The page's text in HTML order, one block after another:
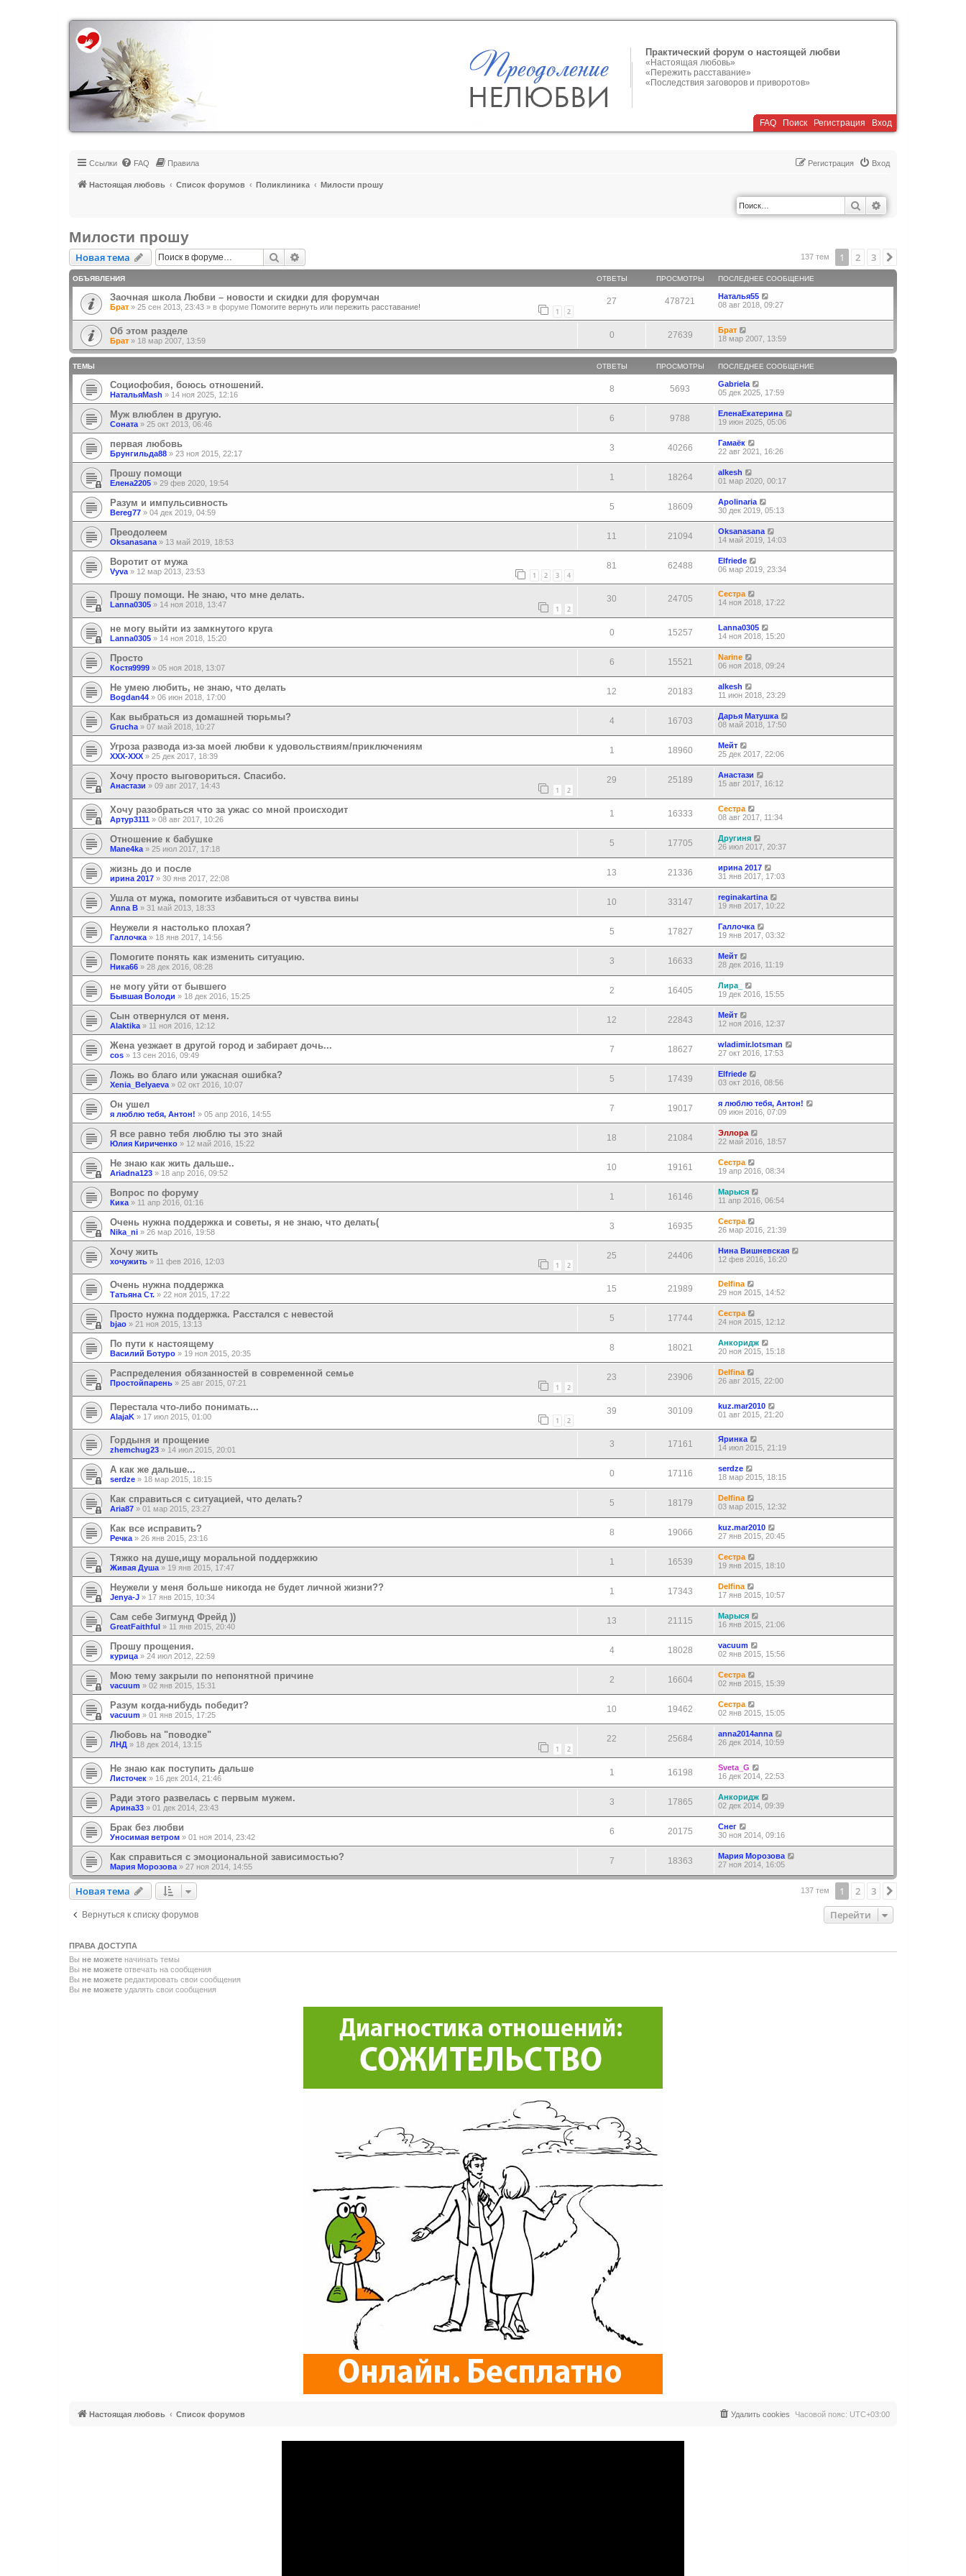
Регистрация
Практический форум о настоящей любви
«Настоящая любовь»
«Пережить расставание»
«Последствия заговоров и приворотов»
FAQ Поиск Регистрация Вход
Ссылки FAQ Правила Вход
Регистрация
Настоящая любовь Список форумов Поликлиника Милости прошу
Поиск
Милости прошу
Новая тема
Новаятема Поиск 137 тем 1 2 3
ОБЪЯВЛЕНИЯ ОТВЕТЫ ПРОСМОТРЫ ПОСЛЕДНЕЕ СООБЩЕНИЕ
Заочная школа Любви – новости и скидки для форумчан
Брат » 25 сен 2013, 23:43 » в форуме Помогите вернуть или пережить расставание! 1 2
27 478721
Наталья55
08 авг 2018, 09:27
Об этом разделе
Брат » 18 мар 2007, 13:59
0 27639
Брат
18 мар 2007, 13:59
ТЕМЫ ОТВЕТЫ ПРОСМОТРЫ ПОСЛЕДНЕЕ СООБЩЕНИЕ
Социофобия, боюсь отношений.
НатальяMash » 14 ноя 2025, 12:16
8 5693
Gabriela
05 дек 2025, 17:59
Муж влюблен в другую.
Соната » 25 окт 2013, 06:46
6 9788
ЕленаЕкатерина
19 июн 2025, 05:06
первая любовь
Брунгильда88 » 23 ноя 2015, 22:17
3 40266
Гамаёк
22 авг 2021, 16:26
Прошу помощи
Елена2205 » 29 фев 2020, 19:54
1 18264
alkesh
01 мар 2020, 00:17
Разум и импульсивность
Bereg77 » 04 дек 2019, 04:59
5 18609
Apolinaria
30 дек 2019, 05:13
Преодолеем
Oksanasana » 13 май 2019, 18:53
11 21094
Oksanasana
14 май 2019, 14:03
Воротит от мужа
Vyva » 12 мар 2013, 23:53 1 2 3 4
81 62488
Elfriede
06 мар 2019, 23:34
Прошу помощи. Не знаю, что мне делать.
Lanna0305 » 14 ноя 2018, 13:47 1 2
30 24705
Сестра
14 ноя 2018, 17:22
не могу выйти из замкнутого круга
Lanna0305 » 14 ноя 2018, 15:20
0 15257
Lanna0305
14 ноя 2018, 15:20
Просто
Костя9999 » 05 ноя 2018, 13:07
6 15521
Narine
06 ноя 2018, 09:24
Не умею любить, не знаю, что делать
Bogdan44 » 06 июн 2018, 17:00
12 20183
alkesh
11 июн 2018, 23:29
Как выбраться из домашней тюрьмы?
Grucha » 07 май 2018, 10:27
4 16703
Дарья Матушка
08 май 2018, 17:50
Угроза развода из-за моей любви к удовольствиям/приключениям
XXX-XXX » 25 дек 2017, 18:39
1 18960
Мейт
25 дек 2017, 22:06
Хочу просто выговориться. Спасибо.
Анастази » 09 авг 2017, 14:43 1 2
29 25189
Анастази
15 авг 2017, 16:12
Хочу разобраться что за ужас со мной происходит
Артур3111 » 08 авг 2017, 10:26
1 16333
Сестра
08 авг 2017, 11:34
Отношение к бабушке
Mane4ka » 25 июл 2017, 17:18
5 17705
Другиня
26 июл 2017, 20:37
жизнь до и после
ирина 2017 » 30 янв 2017, 22:08
13 21336
ирина 2017
31 янв 2017, 17:03
Ушла от мужа, помогите избавиться от чувства вины
Anna B » 31 май 2013, 18:33
10 33147
reginakartina
19 янв 2017, 10:22
Неужели я настолько плохая?
Галлочка » 18 янв 2017, 14:56
5 17827
Галлочка
19 янв 2017, 03:32
Помогите понять как изменить ситуацию.
Ника66 » 28 дек 2016, 08:28
3 16633
Мейт
28 дек 2016, 11:19
не могу уйти от бывшего
Бывшая Володи » 18 дек 2016, 15:25
2 16405
Лира_
19 дек 2016, 15:55
Сын отвернулся от меня.
Alaktika » 11 ноя 2016, 12:12
12 22843
Мейт
12 ноя 2016, 12:37
Жена уезжает в другой город и забирает дочь...
cos » 13 сен 2016, 09:49
7 18627
wladimir.lotsman
27 окт 2016, 17:53
Ложь во благо или ужасная ошибка?
Xenia_Belyaeva » 02 окт 2016, 10:07
5 17439
Elfriede
03 окт 2016, 08:56
Он ушел
я люблю тебя, Антон! » 05 апр 2016, 14:55
7 19017
я люблю тебя, Антон!
09 июн 2016, 07:09
Я все равно тебя люблю ты это знай
Юлия Кириченко » 12 май 2016, 15:22
18 21084
Эллора
22 май 2016, 18:57
Не знаю как жить дальше..
Ariadna123 » 18 апр 2016, 09:52
10 19161
Сестра
19 апр 2016, 08:34
Вопрос по форуму
Кика » 11 апр 2016, 01:16
1 16146
Марыся
11 апр 2016, 06:54
Очень нужна поддержка и советы, я не знаю, что делать(
Nika_ni » 26 мар 2016, 19:58
3 16935
Сестра
26 мар 2016, 21:39
Хочу жить
хочужить » 11 фев 2016, 12:03 1 2
25 24406
Нина Вишневская
12 фев 2016, 16:20
Очень нужна поддержка
Татьяна Ст. » 22 ноя 2015, 17:22
15 21989
Delfina
29 ноя 2015, 14:52
Просто нужна поддержка. Расстался с невестой
bjao » 21 ноя 2015, 13:13
5 17744
Сестра
24 ноя 2015, 12:12
По пути к настоящему
Василий Ботуро » 19 ноя 2015, 20:35
8 18021
Анкоридж
20 ноя 2015, 15:18
Распределения обязанностей в современной семье
Простойпарень » 25 авг 2015, 07:21 1 2
23 23906
Delfina
26 авг 2015, 22:00
Перестала что-либо понимать...
AlajaK » 17 июл 2015, 01:00 1 2
39 30109
kuz.mar2010
01 авг 2015, 21:20
Гордыня и прощение
zhemchug23 » 14 июл 2015, 20:01
3 17161
Яринка
14 июл 2015, 21:19
А как же дальше...
serdze » 18 мар 2015, 18:15
0 17116
serdze
18 мар 2015, 18:15
Как справиться с ситуацией, что делать?
Aria87 » 01 мар 2015, 23:27
5 18179
Delfina
03 мар 2015, 12:32
Как все исправить?
Речка» 26 янв 2015, 23:16
8 19066
kuz.mar2010
27 янв 2015, 20:45
Тяжко на душе,ищу моральной поддержкию
Живая Душа» 19 янв 2015, 17:47
1 16539
Сестра
19 янв 2015, 18:10
Неужели у меня больше никогда не будет личной жизни??
Jenya-J » 17 янв 2015, 10:34
1 17343
Delfina
17 янв 2015, 10:57
Сам себе Зигмунд Фрейд ))
GreatFaithful » 11 янв 2015, 20:40
13 21115
Марыся
16 янв 2015, 21:06
Прошу прощения.
курица» 24 июл 2012, 22:59
4 18028
vacuum
02 янв 2015, 15:56
Мою тему закрыли по непонятной причине
vacuum » 02 янв 2015, 15:31
2 16604
Сестра
02 янв 2015, 15:39
Разум когда-нибудь победит?
vacuum » 01 янв 2015, 17:25
10 19462
Сестра
02 янв 2015, 15:05
Любовь на "поводке"
ЛНД » 18 дек 2014, 13:15 1 2
22 25684
anna2014anna
26 дек 2014, 10:59
Не знаю как поступить дальше
Листочек » 16 дек 2014, 21:46
1 16198
Sveta_G
16 дек 2014, 22:53
Ради этого развелась с первым мужем.
Арина33 » 01 дек 2014, 23:43
3 17865
Анкоридж
02 дек 2014, 09:39
Брак без любви
Уносимая ветром » 01 ноя 2014, 23:42
6 20175
Снег
30 ноя 2014, 09:16
Как справиться с эмоциональной зависимостью?
Мария Морозова » 27 ноя 2014, 14:55
7 18363
Мария Морозова
27 ноя 2014, 16:05
Новая тема
Новаятема 137 тем 1 2 3
Вернуться к списку форумов Перейти
ПРАВА ДОСТУПА
Вы не можете начинать темы
Вы не можете отвечать на сообщения
Вы не можете редактировать свои сообщения
Вы не можете удалять свои сообщения
Настоящая любовь Список форумов Часовой пояс: UTC+03:00
Удалить cookies